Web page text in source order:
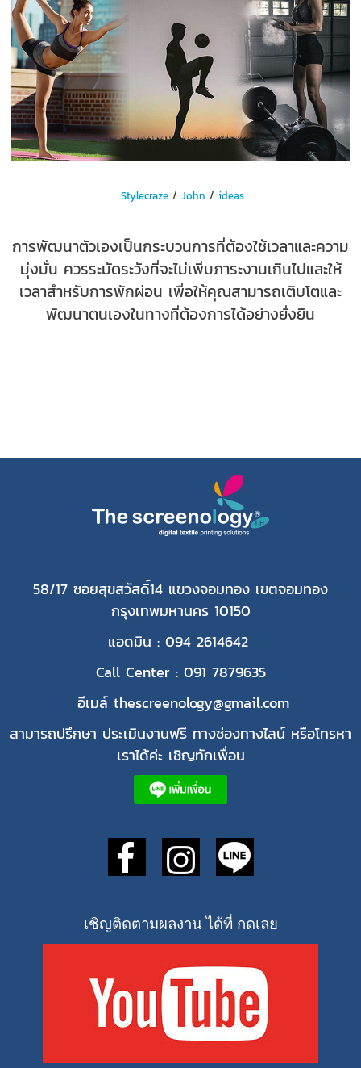
Stylecraze / John / ideas
การพัฒนาตัวเองเป็นกระบวนการที่ต้องใช้เวลาและความ
มุ่งมั่น ควรระมัดระวังที่จะไม่เพิ่มภาระงานเกินไปและให้
เวลาสำหรับการพักผ่อน เพื่อให้คุณสามารถเติบโตและ
พัฒนาตนเองในทางที่ต้องการได้อย่างยั่งยืน
58/17 ซอยสุขสวัสดิ์14 แขวงจอมทอง เขตจอมทอง
กรุงเทพมหานคร 10150
แอดมิน : 094 2614642
Call Center : 091 7879635
อีเมล์ thescreenology@gmail.com
สามารถปรึกษา ประเมินงานฟรี ทางช่องทางไลน์ หรือโทรหา
เราได้ค่ะ เชิญทักเพื่อน
เชิญติดตามผลงาน ได้ที่ กดเลย